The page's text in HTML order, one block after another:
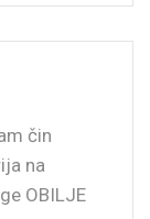
čin
na
OBILJE